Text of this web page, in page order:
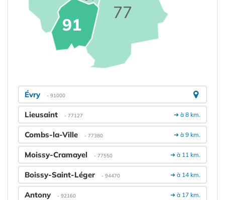
77
91
Évry - 91000
➔ à 8 km.
Lieusaint - 77127
➔ à 9 km.
Combs-la-Ville - 77380
➔ à 11 km.
Moissy-Cramayel - 77550
➔ à 14 km.
Boissy-Saint-Léger - 94470
➔ à 17 km.
Antony - 92160